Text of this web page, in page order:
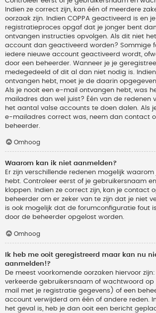
Indien ze correct zijn, kan één of meerdere
oorzaak zijn. Indien COPPA geactiveerd is en
registratieproces opgaf dat je jonger bent
ontvangen instructies opvolgen. Als dit niet
account dan geactiveerd worden? Sommige
iedere nieuwe account geactiveerd wordt,
door een beheerder. Wanneer je je
medegedeeld of dit al dan niet nodig is.
ontvangen hebt, moet je de daarin
Als je nooit een e-mail ontvangen hebt, was
mailadres dan wel juist? Één van de redenen
het aantal valse accounts te doen dalen. Als
e-mailadres correct was, neem dan contact
beheerder.
Omhoog
Waarom kan ik niet aanmelden?
Er zijn verschillende redenen mogelijk
hebt. Controleer eerst of je gebruikersnaam
kloppen. Indien ze correct zijn, kan je contact
beheerder om er zeker van te zijn dat je niet
is ook mogelijk dat de forumconfiguratie fout
door de beheerder opgelost worden.
Omhoog
Ik heb me ooit geregistreerd maar kan nu
aanmelden!?
De meest voorkomende oorzaken hiervoor
verkeerde gebruikersnaam of wachtwoord
mail met je registratie gegevens) of een
account verwijderd om één of andere reden.
het geval is, heb je dan ooit een bericht